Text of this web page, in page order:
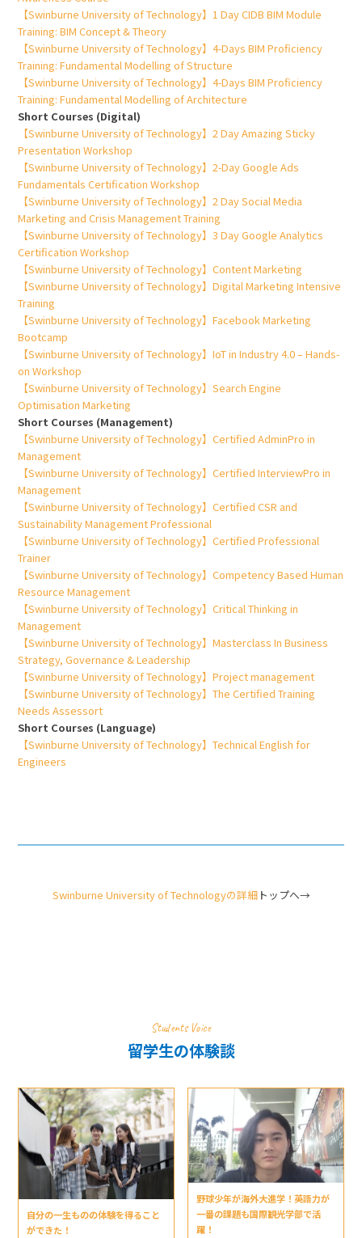
【Swinburne University of Technology】1 Day CIDB BIM Module
Training: BIM Concept & Theory
【Swinburne University of Technology】4-Days BIM Proficiency
Training: Fundamental Modelling of Structure
【Swinburne University of Technology】4-Days BIM Proficiency
Training: Fundamental Modelling of Architecture
Short Courses (Digital)
【Swinburne University of Technology】2 Day Amazing Sticky
Presentation Workshop
【Swinburne University of Technology】2-Day Google Ads
Fundamentals Certification Workshop
【Swinburne University of Technology】2 Day Social Media
Marketing and Crisis Management Training
【Swinburne University of Technology】3 Day Google Analytics
Certification Workshop
【Swinburne University of Technology】Content Marketing
【Swinburne University of Technology】Digital Marketing Intensive
Training
【Swinburne University of Technology】Facebook Marketing
Bootcamp
【Swinburne University of Technology】IoT in Industry 4.0 – Hands-
on Workshop
【Swinburne University of Technology】Search Engine
Optimisation Marketing
Short Courses (Management)
【Swinburne University of Technology】Certified AdminPro in
Management
【Swinburne University of Technology】Certified InterviewPro in
Management
【Swinburne University of Technology】Certified CSR and
Sustainability Management Professional
【Swinburne University of Technology】Certified Professional
Trainer
【Swinburne University of Technology】Competency Based Human
Resource Management
【Swinburne University of Technology】Critical Thinking in
Management
【Swinburne University of Technology】Masterclass In Business
Strategy, Governance & Leadership
【Swinburne University of Technology】Project management
【Swinburne University of Technology】The Certified Training
Needs Assessort
Short Courses (Language)
【Swinburne University of Technology】Technical English for
Engineers
Swinburne University of Technologyの詳細トップへ→
Students Voice
留学生の体験談
自分の一生ものの体験を得ること
ができた！
野球少年が海外大進学！英語力が
一番の課題も国際観光学部で活
躍！